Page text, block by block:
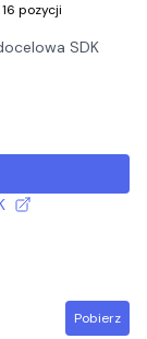
pozycji
SDK
Pobierz